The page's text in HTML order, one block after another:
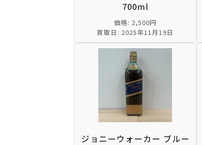
700ml
価格: 2,500円
買取日: 2025年11月19日
ジョニーウォーカー ブルー